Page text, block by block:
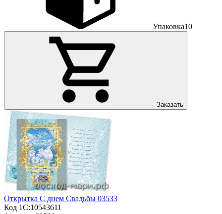
Упаковка10
Заказать
Открытка С днем Свадьбы 03533
Код 1С:10543611